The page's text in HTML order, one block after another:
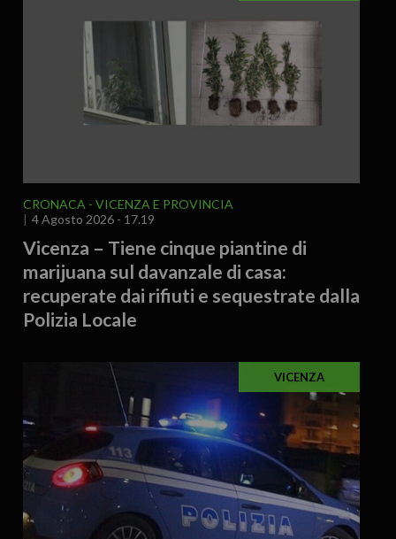
CRONACA
VICENZA E PROVINCIA
4 Agosto 2026 - 17.19
Vicenza – Tiene cinque piantine di
marijuana sul davanzale di casa:
recuperate dai rifiuti e sequestrate dalla
Polizia Locale
VICENZA